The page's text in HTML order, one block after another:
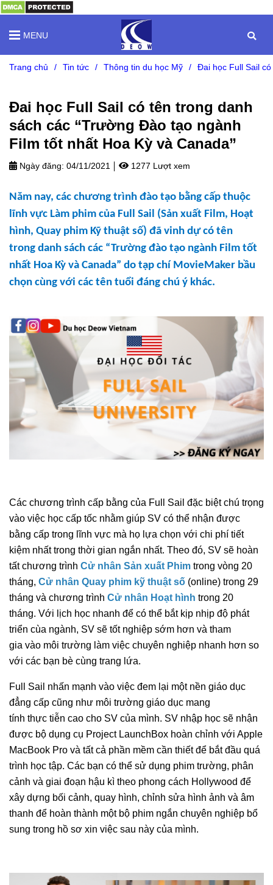
MENU
Trang chủ / Tin tức / Thông tin du học Mỹ / Đai học Full Sail
Đai học Full Sail có tên trong danh
sách các “Trường Đào tạo ngành
Film tốt nhất Hoa Kỳ và Canada”
Ngày đăng: 04/11/2021 1277 Lượt xem
Năm nay, các chương trình đào tạo bằng cấp thuộc
lĩnh vực Làm phim của Full Sail (Sản xuất Film, Hoạt
hình, Quay phim Kỹ thuật số) đã vinh dự có tên
trong danh sách các “Trường đào tạo ngành Film tốt
nhất Hoa Kỳ và Canada” do tạp chí MovieMaker bầu
chọn cùng với các tên tuổi đáng chú ý khác.
Các chương trình cấp bằng của Full Sail đặc biệt chú trọng
vào việc học cấp tốc nhằm giúp SV có thể nhận được
bằng cấp trong lĩnh vực mà họ lựa chọn với chi phí tiết
kiệm nhất trong thời gian ngắn nhất. Theo đó, SV sẽ hoàn
tất chương trình Cử nhân Sản xuất Phim trong vòng 20
tháng, Cử nhân Quay phim kỹ thuật số (online) trong 29
tháng và chương trình Cử nhân Hoạt hình trong 20
tháng. Với lịch học nhanh để có thể bắt kịp nhịp độ phát
triển cùa ngành, SV sẽ tốt nghiệp sớm hơn và tham
gia vào môi trường làm việc chuyên nghiệp nhanh hơn so
với các bạn bè cùng trang lứa.
Full Sail nhấn mạnh vào việc đem lại một nền giáo dục
đẳng cấp cũng như môi trường giáo dục mang
tính thực tiễn cao cho SV của mình. SV nhập học sẽ nhận
được bộ dụng cụ Project LaunchBox hoàn chỉnh với Apple
MacBook Pro và tất cả phần mềm cần thiết để bắt đầu quá
trình học tập. Các bạn có thể sử dụng phim trường, phân
cảnh và giai đoạn hậu kì theo phong cách Hollywood để
xây dựng bối cảnh, quay hình, chỉnh sửa hình ảnh và âm
thanh để hoàn thành một bộ phim ngắn chuyên nghiệp bổ
sung trong hồ sơ xin việc sau này của mình.